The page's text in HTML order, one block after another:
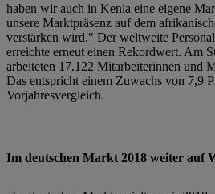
haben wir auch in Kenia eine eigene
unsere Marktpräsenz auf dem
verstärken wird." Der weltweite
erreichte erneut einen Rekordwert. Am
arbeiteten 17.122 Mitarbeiterinnen und
Das entspricht einem Zuwachs von 7,9
Vorjahresvergleich.
Im deutschen Markt 2018 weiter auf